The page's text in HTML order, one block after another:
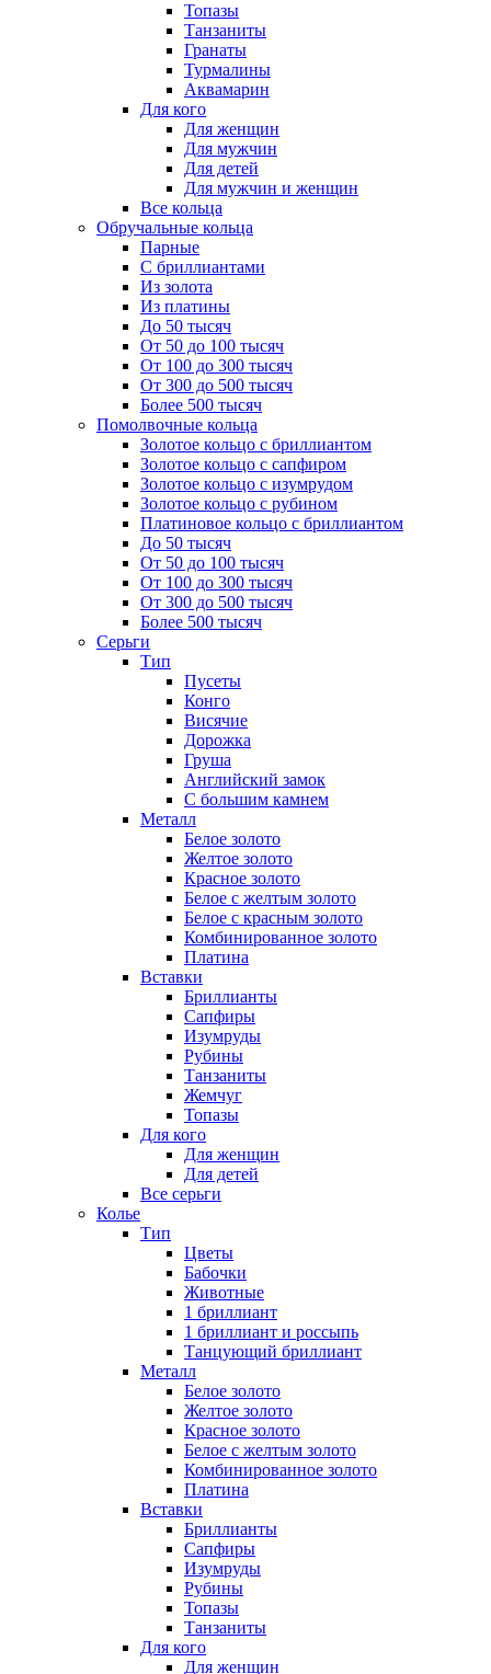
Топазы
Танзаниты
Гранаты
Турмалины
Аквамарин
Для кого
Для женщин
Для мужчин
Для детей
Для мужчин и женщин
Все кольца
Обручальные кольца
Парные
С бриллиантами
Из золота
Из платины
До 50 тысяч
От 50 до 100 тысяч
От 100 до 300 тысяч
От 300 до 500 тысяч
Более 500 тысяч
Помолвочные кольца
Золотое кольцо с бриллиантом
Золотое кольцо с сапфиром
Золотое кольцо с изумрудом
Золотое кольцо с рубином
Платиновое кольцо с бриллиантом
До 50 тысяч
От 50 до 100 тысяч
От 100 до 300 тысяч
От 300 до 500 тысяч
Более 500 тысяч
Серьги
Тип
Пусеты
Конго
Висячие
Дорожка
Груша
Английский замок
С большим камнем
Металл
Белое золото
Желтое золото
Красное золото
Белое с желтым золото
Белое с красным золото
Комбинированное золото
Платина
Вставки
Бриллианты
Сапфиры
Изумруды
Рубины
Танзаниты
Жемчуг
Топазы
Для кого
Для женщин
Для детей
Все серьги
Колье
Тип
Цветы
Бабочки
Животные
1 бриллиант
1 бриллиант и россыпь
Танцующий бриллиант
Металл
Белое золото
Желтое золото
Красное золото
Белое с желтым золото
Комбинированное золото
Платина
Вставки
Бриллианты
Сапфиры
Изумруды
Рубины
Топазы
Танзаниты
Для кого
Для женщин